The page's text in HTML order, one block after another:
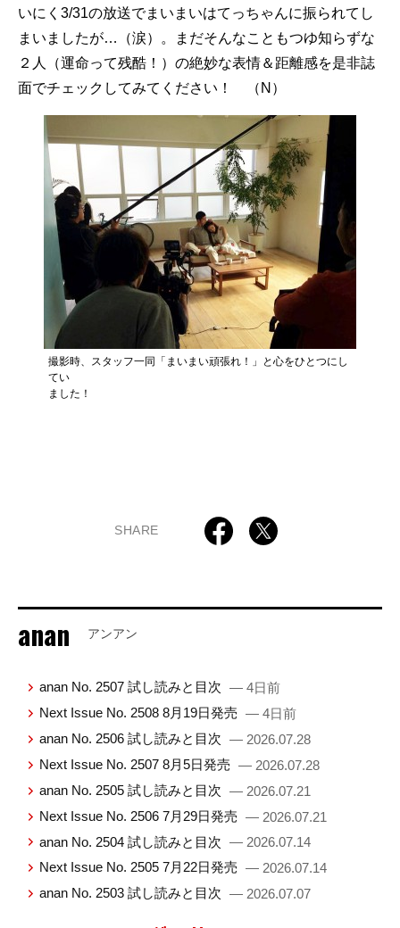
いにく3/31の放送でまいまいはてっちゃんに振られてし
まいましたが…（涙）。まだそんなこともつゆ知らずな
２人（運命って残酷！）の絶妙な表情＆距離感を是非誌
面でチェックしてみてください！ （N）
撮影時、スタッフ一同「まいまい頑張れ！」と心をひとつにし
てい
ました！
SHARE
anan アンアン
anan No. 2507 試し読みと目次 — 4日前
Next Issue No. 2508 8月19日発売 — 4日前
anan No. 2506 試し読みと目次 — 2026.07.28
Next Issue No. 2507 8月5日発売 — 2026.07.28
anan No. 2505 試し読みと目次 — 2026.07.21
Next Issue No. 2506 7月29日発売 — 2026.07.21
anan No. 2504 試し読みと目次 — 2026.07.14
Next Issue No. 2505 7月22日発売 — 2026.07.14
anan No. 2503 試し読みと目次 — 2026.07.07